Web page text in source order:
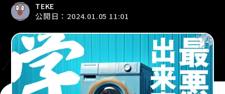
TEKE
公開日：2024.01.05 11:01